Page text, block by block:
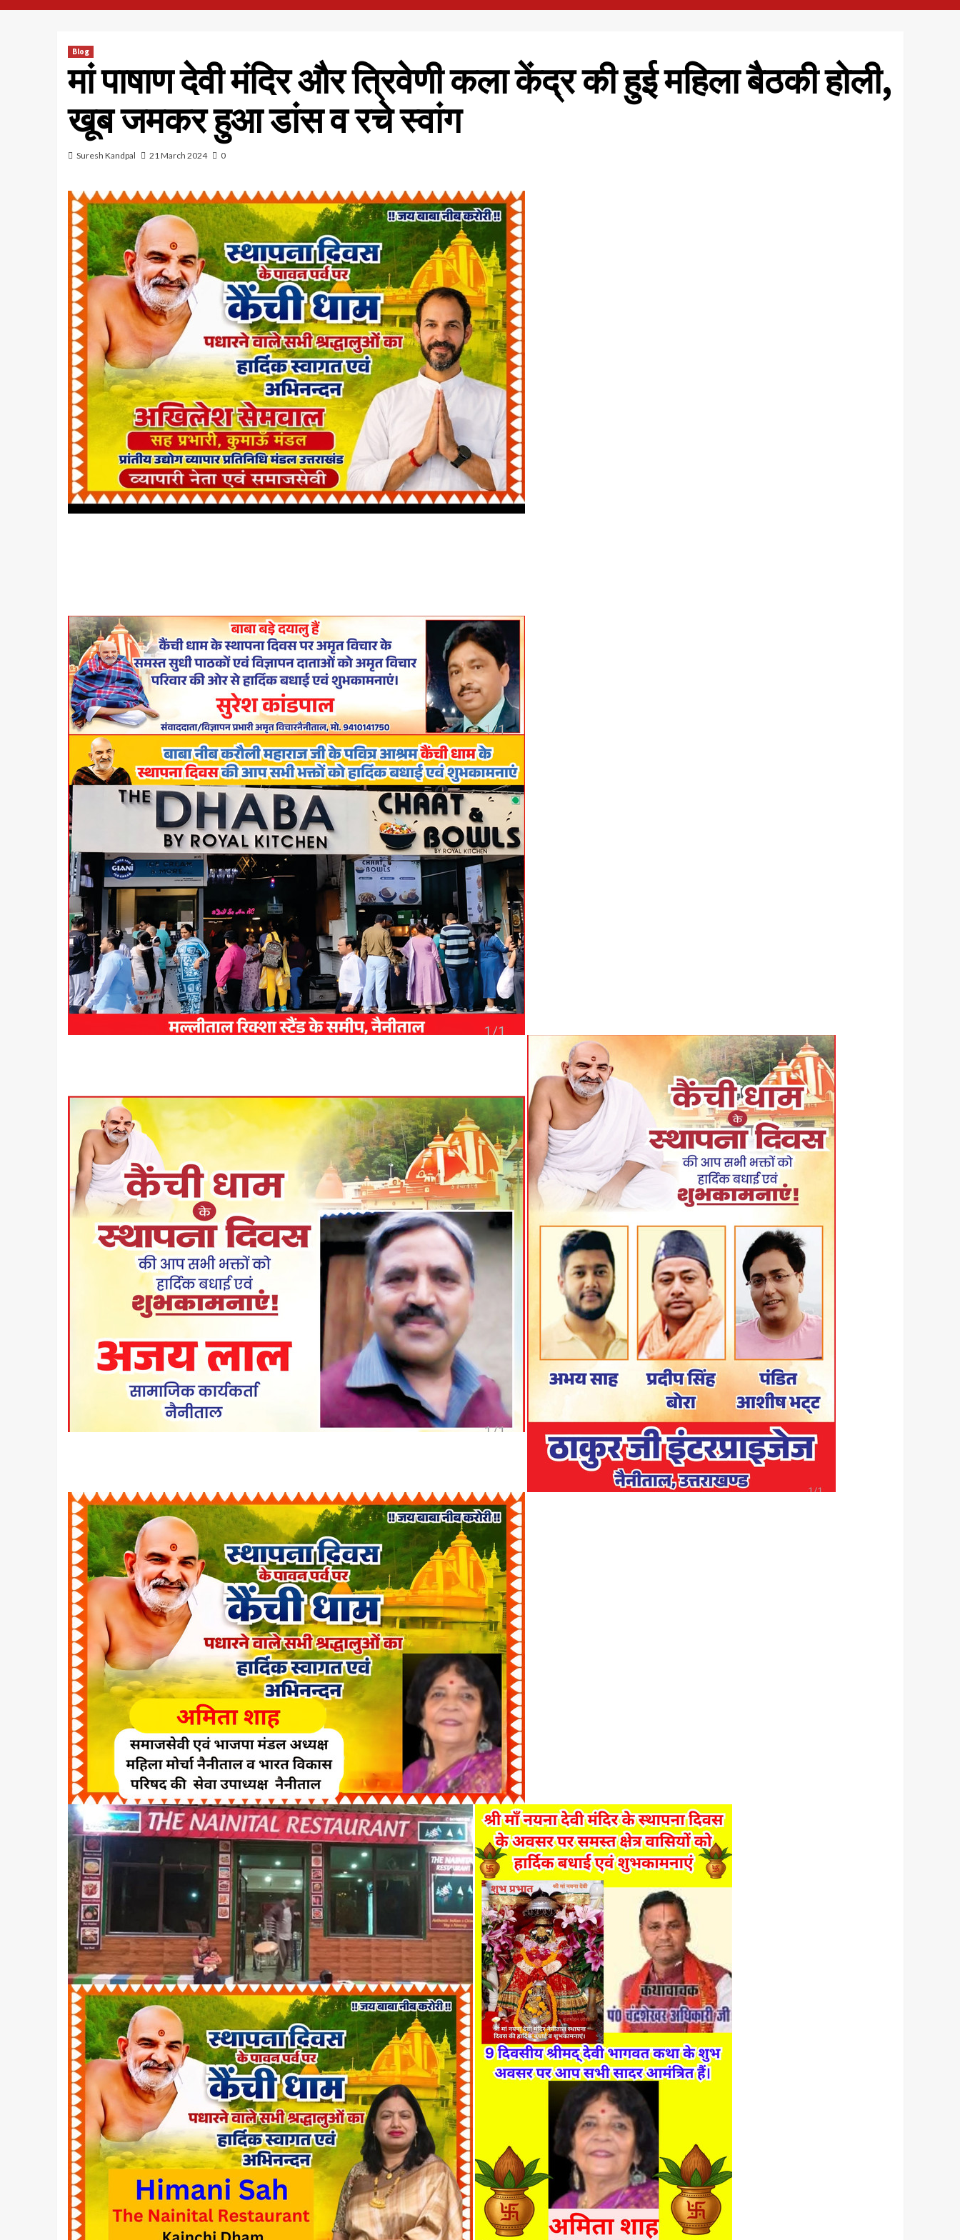
Blog
मां पाषाण देवी मंदिर और त्रिवेणी कला केंद्र की हुई महिला बैठकी होली,
खूब जमकर हुआ डांस व रचे स्वांग
Suresh Kandpal 21 March 2024 0